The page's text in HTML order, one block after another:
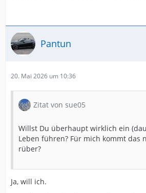
Pantun
20. Mai 2026 um 10:36
Zitat von sue05
Willst Du überhaupt wirklich ein
Leben führen? Für mich kommt das
rüber?
Ja, will ich.